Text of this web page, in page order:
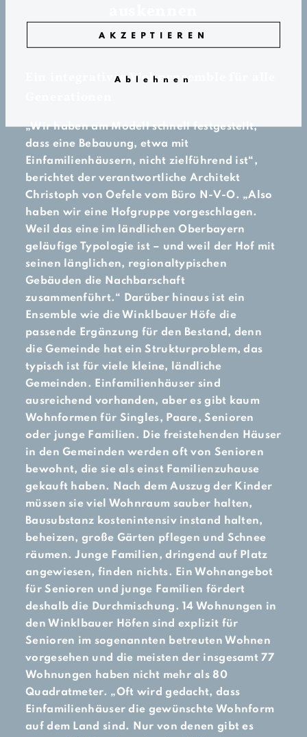
AKZEPTIEREN
Ablehnen
Ein integratives ­Wohnensemble für alle
„Wir haben am Modell schnell festgestellt,
dass eine Bebauung, etwa mit
Einfamilienhäusern, nicht zielführend ist“,
berichtet der verantwortliche Architekt
Christoph von Oefele vom Büro N-V-O. „Also
haben wir eine Hofgruppe vorgeschlagen.
Weil das eine im ländlichen Oberbayern
geläufige Typologie ist – und weil der Hof mit
seinen länglichen, regionaltypischen
Gebäuden die Nachbarschaft
zusammenführt.“ Darüber hinaus ist ein
Ensemble wie die Winklbauer Höfe die
passende Ergänzung für den Bestand, denn
die Gemeinde hat ein Strukturproblem, das
typisch ist für viele kleine, ländliche
Gemeinden. Einfamilienhäuser sind
ausreichend vorhanden, aber es gibt kaum
Wohnformen für Singles, Paare, Senioren
oder junge Familien. Die freistehenden Häuser
in den Gemeinden werden oft von Senioren
bewohnt, die sie als einst Familienzuhause
gekauft haben. Nach dem Auszug der Kinder
müssen sie viel Wohnraum sauber halten,
Bausubstanz kostenintensiv instand halten,
beheizen, große Gärten pflegen und Schnee
räumen. Junge Familien, dringend auf Platz
angewiesen, finden nichts. Ein Wohnangebot
für Senioren und junge Familien fördert
deshalb die Durchmischung. 14 Wohnungen in
den Winklbauer Höfen sind explizit für
Senioren im sogenannten betreuten Wohnen
vorgesehen und die meisten der insgesamt 77
Wohnungen haben nicht mehr als 80
Quadratmeter. „Oft wird gedacht, dass
Einfamilienhäuser die gewünschte Wohnform
auf dem Land sind. Nur von denen gibt es